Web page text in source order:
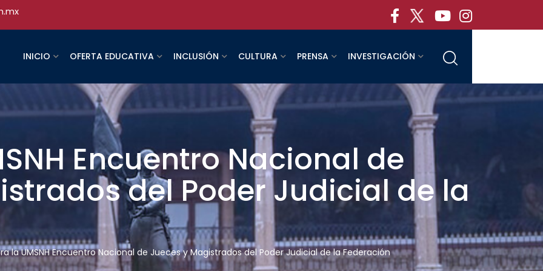
INICIO OFERTA EDUCATIVA INCLUSIÓN CULTURA PRENSA INVESTIGACIÓN
Encuentro Nacional de
del Poder Judicial de la
la UMSNH Encuentro Nacional de Jueces y Magistrados del Poder Judicial de la Federación